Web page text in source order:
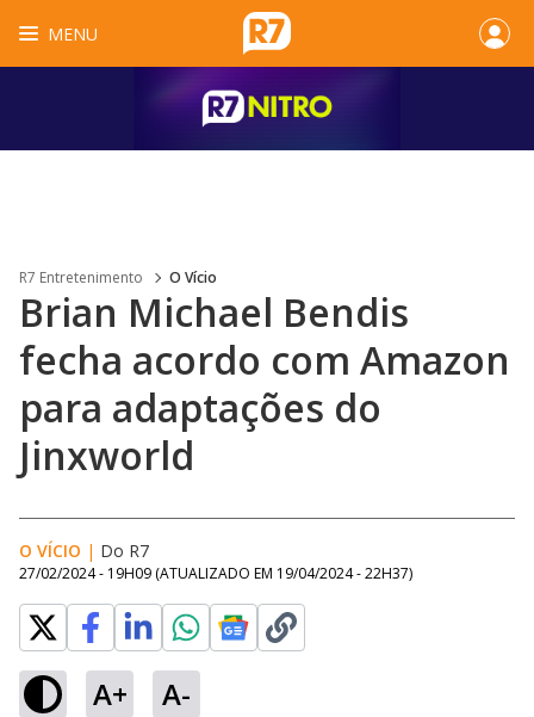
MENU
R7 Entretenimento O Vício
Brian Michael Bendis
fecha acordo com Amazon
para adaptações do
Jinxworld
O VÍCIO | Do R7
27/02/2024 - 19H09 (ATUALIZADO EM 19/04/2024 - 22H37)
A+ A-